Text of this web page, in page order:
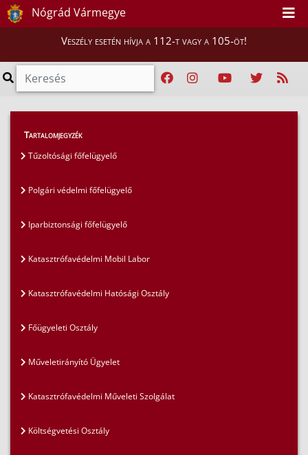
Nógrád Vármegye
Veszély esetén hívja a 112-t vagy a 105-öt!
Magunkról
Katasztrófavédelmi őrsök
Tartalomjegyzék
Tűzoltósági főfelügyelő
Polgári védelmi főfelügyelő
Iparbiztonsági főfelügyelő
Katasztrófavédelmi Mobil Labor
Katasztrófavédelmi Hatósági Osztály
Főügyeleti Osztály
Műveletirányító Ügyelet
Katasztrófavédelmi Műveleti Szolgálat
Költségvetési Osztály